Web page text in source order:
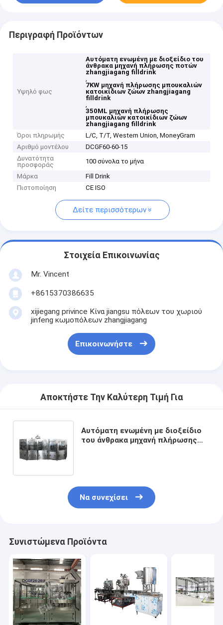
Περιγραφή Προϊόντων
Υψηλό φως
Αυτόματη ενωμένη με διοξείδιο του
άνθρακα μηχανή πλήρωσης ποτών
zhangjiagang filldrink
,
7KW μηχανή πλήρωσης μπουκαλιών
κατοικίδιων ζώων zhangjiagang
filldrink
,
350ML μηχανή πλήρωσης
μπουκαλιών κατοικίδιων ζώων
zhangjiagang filldrink
Όροι πληρωμής
L/C, T/T, Western Union, MoneyGram
Αριθμό μοντέλου
DCGF60-60-15
Δυνατότητα
προσφοράς
100 σύνολα το μήνα
Μάρκα
Fill Drink
Πιστοποίηση
CE ISO
Δείτε περισσότερων
Στοιχεία Επικοινωνίας
Mr. Vincent
+8615370386635
xijiegang privince Κίνα jiangsu πόλεων του χωριού
jinfeng κωμοπόλεων zhangjiagang
Επικοινωνήστε
Αποκτήστε Την Καλύτερη Τιμή Για
Αυτόματη ενωμένη με διοξείδιο
του άνθρακα μηχανή πλήρωσης
Να συνεχίσει
Συνιστώμενα Προϊόντα